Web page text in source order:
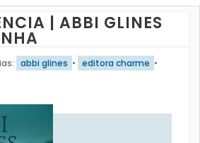
| ABBI GLINES
abbi glines • editora charme •